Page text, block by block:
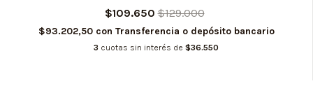
$109.650$129.000
$93.202,50 con Transferencia o depósito bancario
3 cuotas sin interés de $36.550